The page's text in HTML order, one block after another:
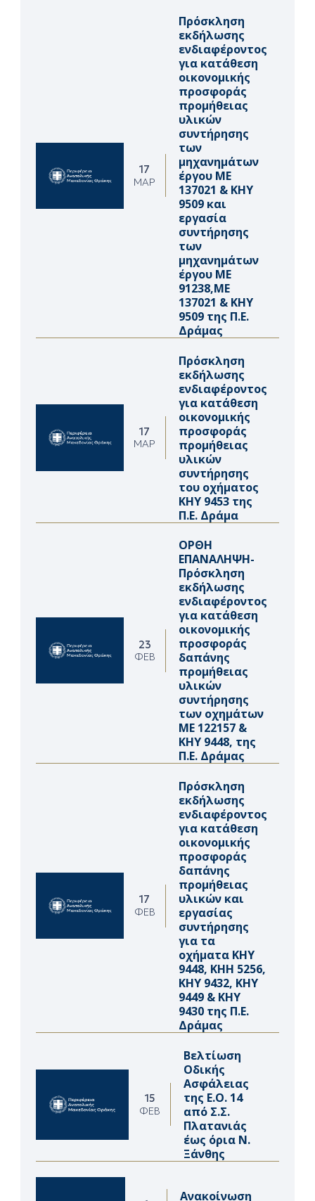
17
ΜΑΡ
Πρόσκληση
εκδήλωσης
ενδιαφέροντος
για κατάθεση
οικονομικής
προσφοράς
προμήθειας
υλικών
συντήρησης
των
μηχανημάτων
έργου ΜΕ
137021 & ΚΗΥ
9509 και
εργασία
συντήρησης
των
μηχανημάτων
έργου ΜΕ
91238,ΜΕ
137021 & ΚΗΥ
9509 της Π.Ε.
Δράμας
17
ΜΑΡ
Πρόσκληση
εκδήλωσης
ενδιαφέροντος
για κατάθεση
οικονομικής
προσφοράς
προμήθειας
υλικών
συντήρησης
του οχήματος
ΚΗΥ 9453 της
Π.Ε. Δράμα
23
ΦΕΒ
ΟΡΘΗ
ΕΠΑΝΑΛΗΨΗ-
Πρόσκληση
εκδήλωσης
ενδιαφέροντος
για κατάθεση
οικονομικής
προσφοράς
δαπάνης
προμήθειας
υλικών
συντήρησης
των οχημάτων
ΜΕ 122157 &
ΚΗΥ 9448, της
Π.Ε. Δράμας
17
ΦΕΒ
Πρόσκληση
εκδήλωσης
ενδιαφέροντος
για κατάθεση
οικονομικής
προσφοράς
δαπάνης
προμήθειας
υλικών και
εργασίας
συντήρησης
για τα
οχήματα ΚΗΥ
9448, ΚΗΗ 5256,
ΚΗΥ 9432, ΚΗΥ
9449 & ΚΗΥ
9430 της Π.Ε.
Δράμας
15
ΦΕΒ
Βελτίωση
Οδικής
Ασφάλειας
της Ε.Ο. 14
από Σ.Σ.
Πλατανιάς
έως όρια Ν.
Ξάνθης
Ανακοίνωση